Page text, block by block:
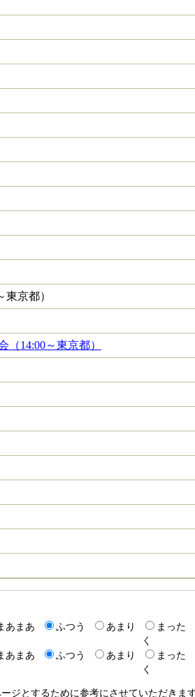
京都）
14:00～東京都）
あまあ ふつう あまり
まった
く
あまあ ふつう あまり
まった
く
ジとするために参考にさせていただきま